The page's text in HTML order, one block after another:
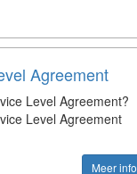
Agreement
Level Agreement?
Level Agreement
Meer info